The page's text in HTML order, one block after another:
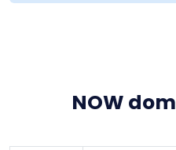
NOW